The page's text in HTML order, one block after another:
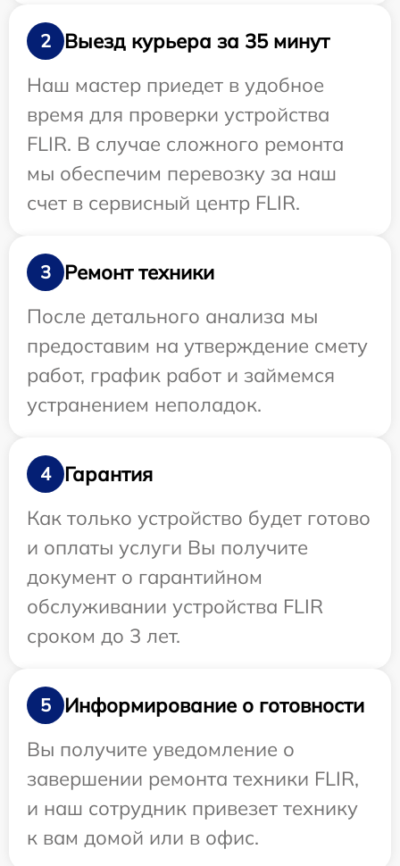
2
Выезд курьера за 35 минут
Наш мастер приедет в удобное
время для проверки устройства
FLIR. В случае сложного ремонта
мы обеспечим перевозку за наш
счет в сервисный центр FLIR.
3
Ремонт техники
После детального анализа мы
предоставим на утверждение смету
работ, график работ и займемся
устранением неполадок.
4
Гарантия
Как только устройство будет готово
и оплаты услуги Вы получите
документ о гарантийном
обслуживании устройства FLIR
сроком до 3 лет.
5
Информирование о готовности
Вы получите уведомление о
завершении ремонта техники FLIR,
и наш сотрудник привезет технику
к вам домой или в офис.